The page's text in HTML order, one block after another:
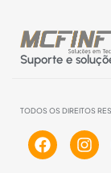
Suporte e
TODOS OS DIREITOS